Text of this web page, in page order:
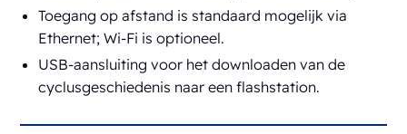
Toegang op afstand is standaard mogelijk via
Ethernet; Wi-Fi is optioneel.
USB-aansluiting voor het downloaden van de
cyclusgeschiedenis naar een flashstation.